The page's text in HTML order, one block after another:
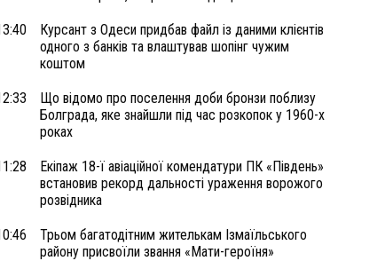
Курсант з Одеси придбав файл із даними клієнтів
одного з банків та влаштував шопінг чужим
коштом
Що відомо про поселення доби бронзи поблизу
Болграда, яке знайшли під час розкопок у 1960-х
роках
Екіпаж 18-ї авіаційної комендатури ПК «Південь»
встановив рекорд дальності ураження ворожого
розвідника
Трьом багатодітним жителькам Ізмаїльського
району присвоїли звання «Мати-героїня»